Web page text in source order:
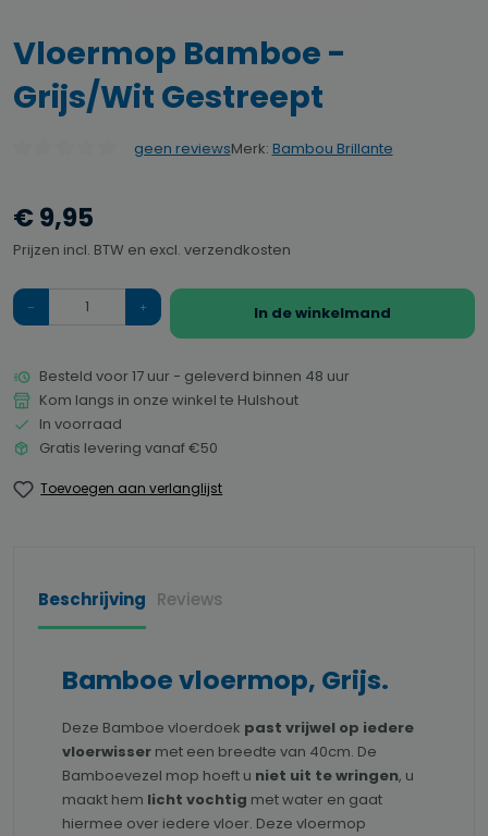
Vloermop Bamboe -
Grijs/Wit Gestreept
geen reviewsMerk: Bambou Brillante
€ 9,95
Prijzen incl. BTW en excl. verzendkosten
Hoeveelheid
In de winkelmand
Besteld voor 17 uur - geleverd binnen 48 uur
Kom langs in onze winkel te Hulshout
In voorraad
Gratis levering vanaf €50
Toevoegen aan verlanglijst
Beschrijving Reviews
Bamboe vloermop, Grijs.
Deze Bamboe vloerdoek past vrijwel op iedere
vloerwisser met een breedte van 40cm. De
Bamboevezel mop hoeft u niet uit te wringen, u
maakt hem licht vochtig met water en gaat
hiermee over iedere vloer. Deze vloermop